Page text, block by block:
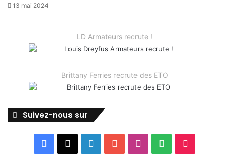
13 mai 2024
LD Armateurs recrute !
Brittany Ferries recrute des ETO
Suivez-nous sur
Facebook LinkedinYouTubeInstagram
Spotify